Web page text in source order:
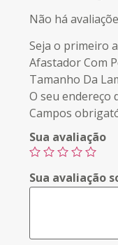
Não há
Seja o primeiro
Afastador Com
Tamanho Da
O seu endereço
Campos
Sua avaliação
Sua avaliação